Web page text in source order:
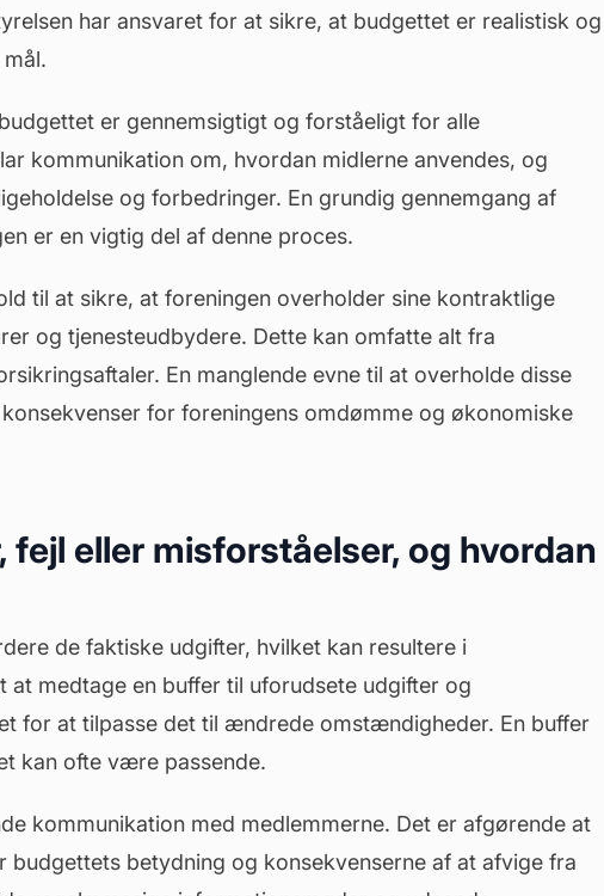
har ansvaret for at sikre, at budgettet er realistisk og
er gennemsigtigt og forståeligt for alle
kommunikation om, hvordan midlerne anvendes, og
og forbedringer. En grundig gennemgang af
er en vigtig del af denne proces.
til at sikre, at foreningen overholder sine kontraktlige
og tjenesteudbydere. Dette kan omfatte alt fra
En manglende evne til at overholde disse
for foreningens omdømme og økonomiske
fejl eller misforståelser, og hvordan
de faktiske udgifter, hvilket kan resultere i
at medtage en buffer til uforudsete udgifter og
for at tilpasse det til ændrede omstændigheder. En buffer
kan ofte være passende.
kommunikation med medlemmerne. Det er afgørende at
budgettets betydning og konsekvenserne af at afvige fra